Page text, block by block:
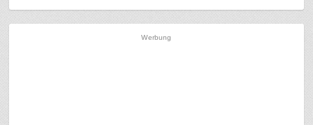
Werbung